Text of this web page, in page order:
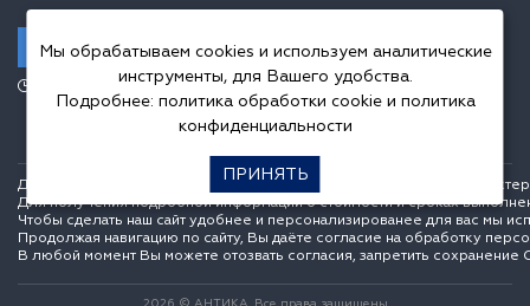
Заказать звонок
Пн.-Пт. 10.00-20.00,
Сб.-Вс. 10.00-18.00
Данный интернет сайт носит исключительно информационный
Для получения подробной информации о стоимости и сроках
Чтобы сделать наш сайт удобнее и персонализированее для вас мы
Продолжая навигацию по сайту, Вы даёте согласие на обработку
В любой момент Вы можете отозвать согласия, запретить сохранение
Мы обрабатываем cookies и используем аналитические
инструменты, для Вашего удобства.
Подробнее: политика обработки cookieи политика
конфиденциальности
ПРИНЯТЬ